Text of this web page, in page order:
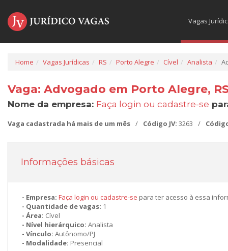
Vagas
Home Vagas Jurídicas RS Porto Alegre Cível Analista
Vaga: Advogado em Porto Alegre,
Nome da empresa: Faça login ou cadastre-se
Vaga cadastrada há mais de um mês / Código JV: 3263 /
Informações básicas
Empresa: Faça login ou cadastre-se para ter acesso à essa
Quantidade de vagas: 1
Área: Cível
Nível hierárquico: Analista
Vínculo: Autônomo/PJ
Modalidade: Presencial